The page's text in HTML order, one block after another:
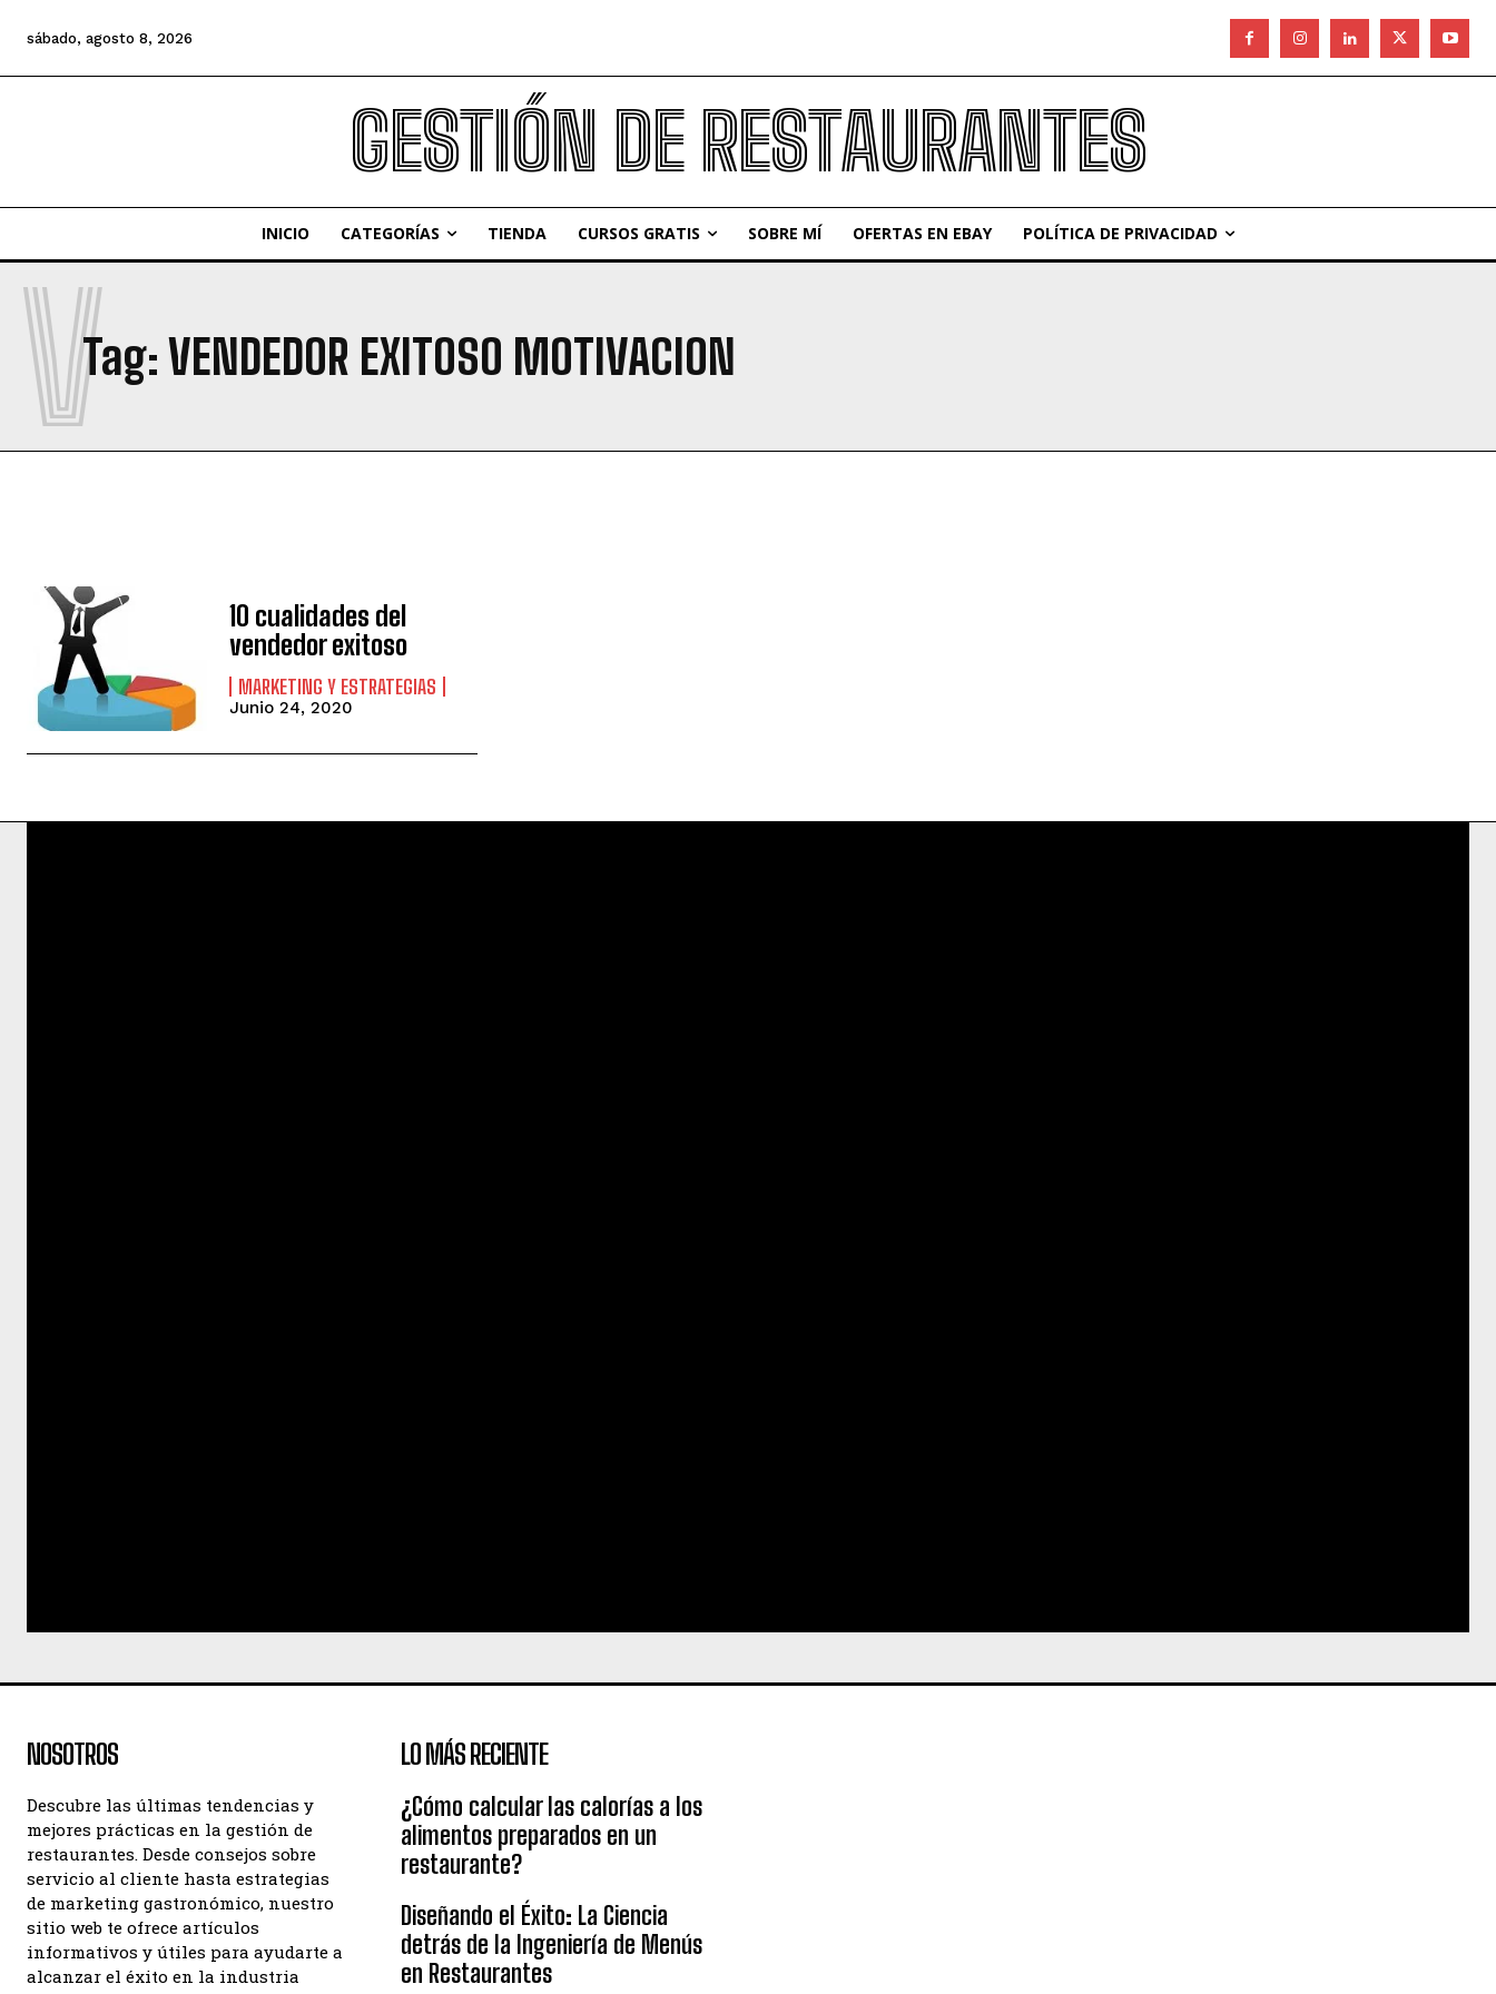
sábado, agosto 8, 2026
GESTIÓN DE RESTAURANTES
INICIO CATEGORÍAS TIENDA CURSOS GRATIS SOBRE MÍ OFERTAS EN EBAY POLÍTICA DE PRIVACIDAD
Tag: VENDEDOR EXITOSO MOTIVACION
V
10 cualidades del
vendedor exitoso
MARKETING Y ESTRATEGIAS
Junio 24, 2020
NOSOTROS
Descubre las últimas tendencias y
mejores prácticas en la gestión de
restaurantes. Desde consejos sobre
servicio al cliente hasta estrategias
de marketing gastronómico, nuestro
sitio web te ofrece artículos
informativos y útiles para ayudarte a
alcanzar el éxito en la industria
LO MÁS RECIENTE
¿Cómo calcular las calorías a los
alimentos preparados en un
restaurante?
Diseñando el Éxito: La Ciencia
detrás de la Ingeniería de Menús
en Restaurantes